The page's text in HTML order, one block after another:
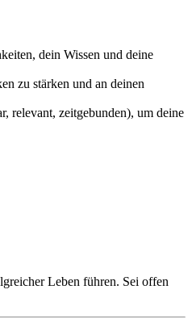
dein Wissen und deine
zu stärken und an deinen
relevant, zeitgebunden), um deine
Leben führen. Sei offen